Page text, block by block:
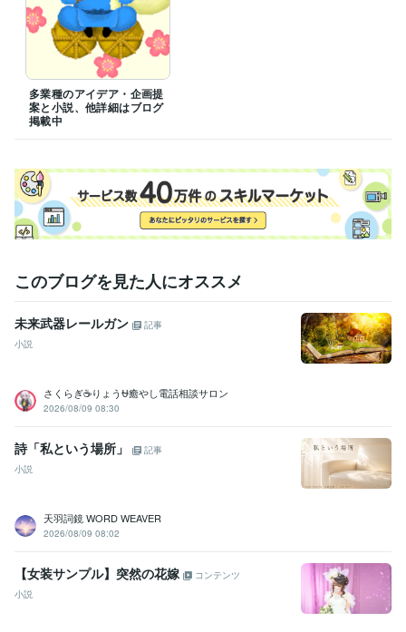
多業種のアイデア・企画提
案と小説、他詳細はブログ
掲載中
このブログを見た人にオススメ
未来武器レールガン
記事
小説
さくらぎ☕りょう⛎癒やし電話相談サロン
2026/08/09 08:30
詩「私という場所」
記事
小説
天羽詞鏡 WORD WEAVER
2026/08/09 08:02
【女装サンプル】突然の花嫁
コンテンツ
小説